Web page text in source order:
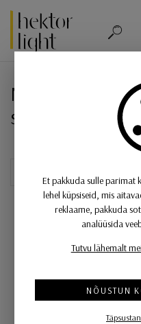
Niiskuskindel
Niiskuskindel
sokliga, IP64
Et pakkuda sulle parimat
lehel küpsiseid, mis
reklaame, pakkuda
analüüsida
Tutvu lähemalt
NÕUSTUN